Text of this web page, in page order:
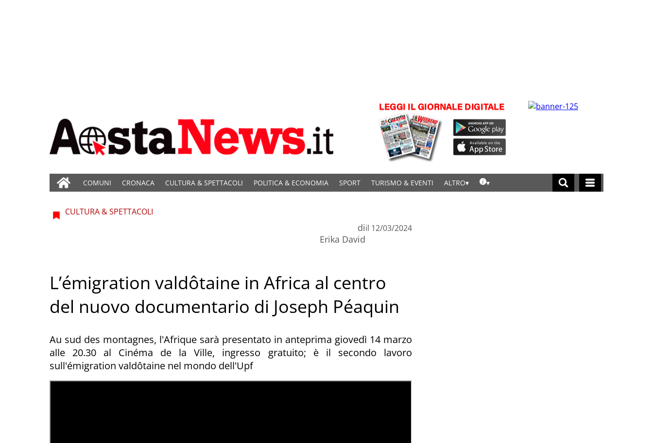
COMUNI CRONACA CULTURA & SPETTACOLI POLITICA & ECONOMIA SPORT TURISMO & EVENTI ALTRO
CULTURA & SPETTACOLI
di
Erika David
il 12/03/2024
L’émigration valdôtaine in Africa al centro
del nuovo documentario di Joseph Péaquin
Au sud des montagnes, l'Afrique sarà presentato in anteprima giovedì 14 marzo
alle 20.30 al Cinéma de la Ville, ingresso gratuito; è il secondo lavoro
sull'émigration valdôtaine nel mondo dell'Upf